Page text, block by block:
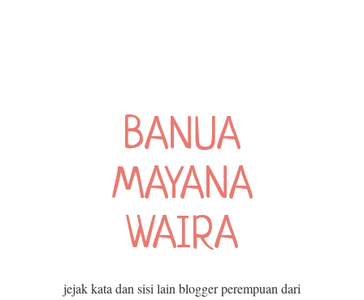
BANUA
MAYANA
WAIRA
jejak kata dan sisi lain blogger perempuan dari